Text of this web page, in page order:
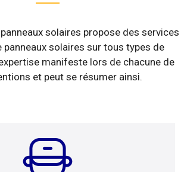
solaires propose des services
panneaux solaires sur tous types de
manifeste lors de chacune de
et peut se résumer ainsi.